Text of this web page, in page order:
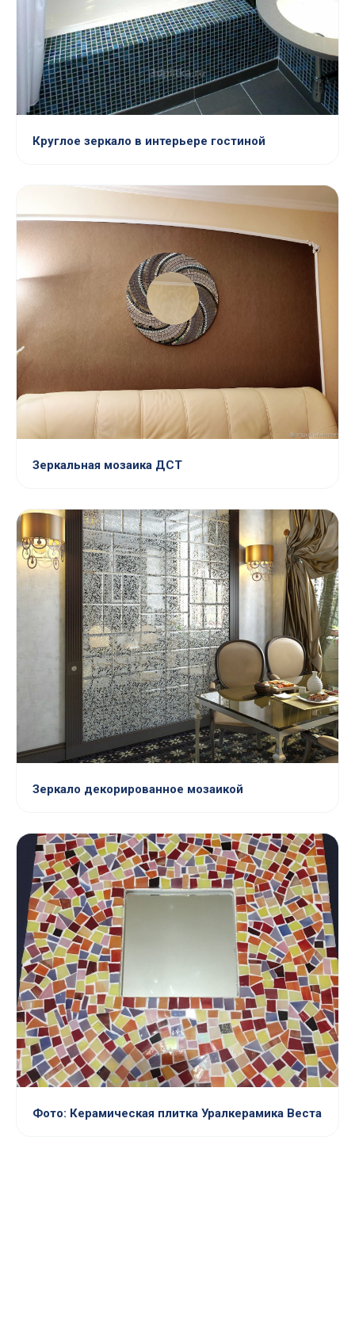
Круглое зеркало в интерьере гостиной
Зеркальная мозаика ДСТ
Зеркало декорированное мозаикой
Фото: Керамическая плитка Уралкерамика Веста